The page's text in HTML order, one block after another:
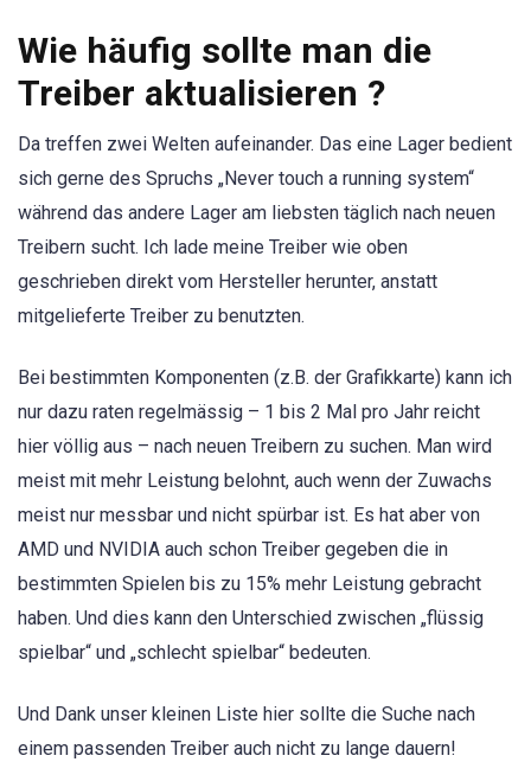
Wie häufig sollte man die
Treiber aktualisieren ?
Da treffen zwei Welten aufeinander. Das eine Lager bedient
sich gerne des Spruchs „Never touch a running system“
während das andere Lager am liebsten täglich nach neuen
Treibern sucht. Ich lade meine Treiber wie oben
geschrieben direkt vom Hersteller herunter, anstatt
mitgelieferte Treiber zu benutzten.
Bei bestimmten Komponenten (z.B. der Grafikkarte) kann ich
nur dazu raten regelmässig – 1 bis 2 Mal pro Jahr reicht
hier völlig aus – nach neuen Treibern zu suchen. Man wird
meist mit mehr Leistung belohnt, auch wenn der Zuwachs
meist nur messbar und nicht spürbar ist. Es hat aber von
AMD und NVIDIA auch schon Treiber gegeben die in
bestimmten Spielen bis zu 15% mehr Leistung gebracht
haben. Und dies kann den Unterschied zwischen „flüssig
spielbar“ und „schlecht spielbar“ bedeuten.
Und Dank unser kleinen Liste hier sollte die Suche nach
einem passenden Treiber auch nicht zu lange dauern!